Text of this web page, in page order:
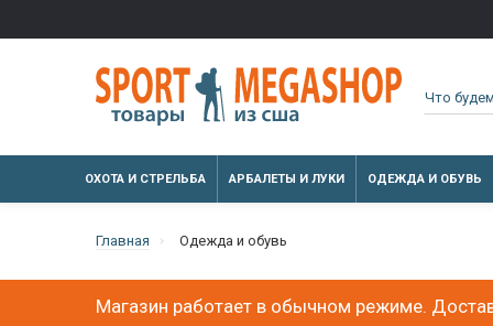
ОХОТА И СТРЕЛЬБА АРБАЛЕТЫ И ЛУКИ ОДЕЖДА И ОБУВЬ
Главная Одежда и обувь
Магазин работает в обычном режиме.